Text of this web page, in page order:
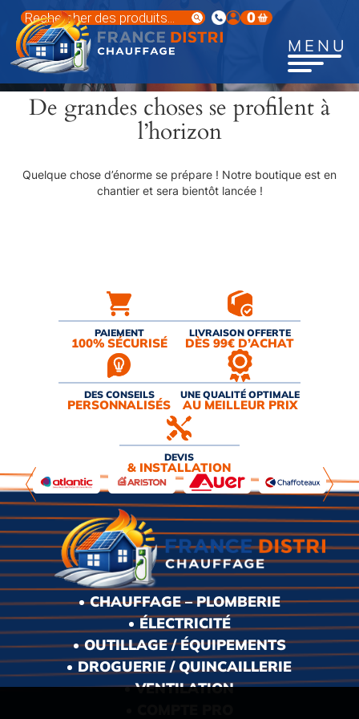
contenu
principal
Recherche
de
produits
0
MENU
De grandes choses se profilent à
l’horizon
Quelque chose d’énorme se prépare ! Notre boutique est en
chantier et sera bientôt lancée !
PAIEMENT
100% SÉCURISÉ
LIVRAISON OFFERTE
DÈS 99€ D’ACHAT
DES CONSEILS
PERSONNALISÉS
UNE QUALITÉ OPTIMALE
AU MEILLEUR PRIX
DEVIS
& INSTALLATION
CHAUFFAGE – PLOMBERIE
ÉLECTRICITÉ
OUTILLAGE / ÉQUIPEMENTS
DROGUERIE / QUINCAILLERIE
VENTILATION